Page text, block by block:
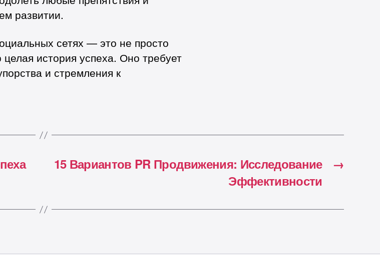
развитии.
сетях — это не просто
целая история успеха. Оно требует
и стремления к
→
15 Вариантов PR Продвижения: Исследование
Эффективности